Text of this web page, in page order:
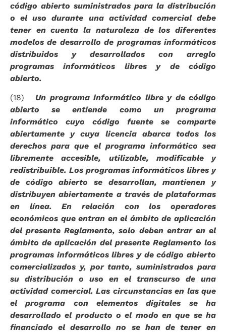
código abierto suministrados para la distribución
o el uso durante una actividad comercial debe
tener en cuenta la naturaleza de los diferentes
modelos de desarrollo de programas informáticos
distribuidos y desarrollados con arreglo
programas informáticos libres y de código
abierto.
(18) Un programa informático libre y de código
abierto se entiende como un programa
informático cuyo código fuente se comparte
abiertamente y cuya licencia abarca todos los
derechos para que el programa informático sea
libremente accesible, utilizable, modificable y
redistribuible. Los programas informáticos libres y
de código abierto se desarrollan, mantienen y
distribuyen abiertamente a través de plataformas
en línea. En relación con los operadores
económicos que entran en el ámbito de aplicación
del presente Reglamento, solo deben entrar en el
ámbito de aplicación del presente Reglamento los
programas informáticos libres y de código abierto
comercializados y, por tanto, suministrados para
su distribución o uso en el transcurso de una
actividad comercial. Las circunstancias en las que
el programa con elementos digitales se ha
desarrollado el producto o el modo en que se ha
financiado el desarrollo no se han de tener en